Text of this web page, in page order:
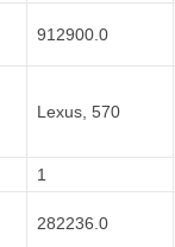
912900.0
Lexus, 570
1
282236.0